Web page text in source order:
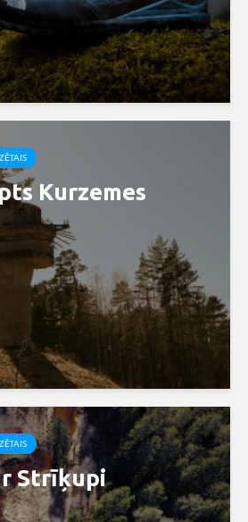
Kurzemes
Strīķupi